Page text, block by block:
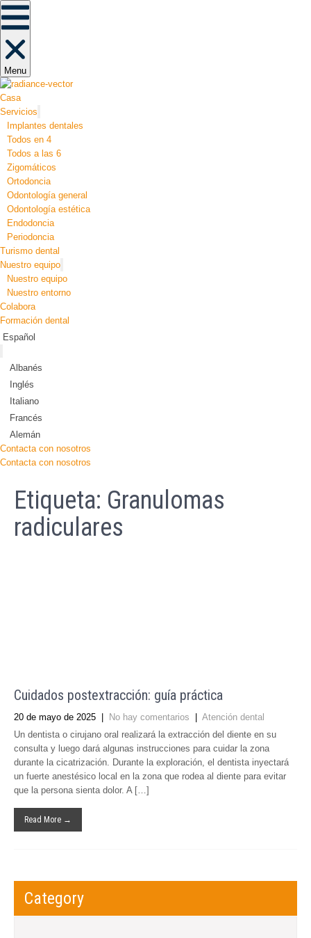
Menu
Casa
Servicios
Implantes dentales
Todos en 4
Todos a las 6
Zigomáticos
Ortodoncia
Odontología general
Odontología estética
Endodoncia
Periodoncia
Turismo dental
Nuestro equipo
Nuestro equipo
Nuestro entorno
Colabora
Formación dental
Español
Albanés
Inglés
Italiano
Francés
Alemán
Contacta con nosotros
Contacta con nosotros
Etiqueta: Granulomas
radiculares
Cuidados postextracción: guía práctica
20 de mayo de 2025 | No hay comentarios | Atención dental
Un dentista o cirujano oral realizará la extracción del diente en su
consulta y luego dará algunas instrucciones para cuidar la zona
durante la cicatrización. Durante la exploración, el dentista inyectará
un fuerte anestésico local en la zona que rodea al diente para evitar
que la persona sienta dolor. A […]
Read More →
Category